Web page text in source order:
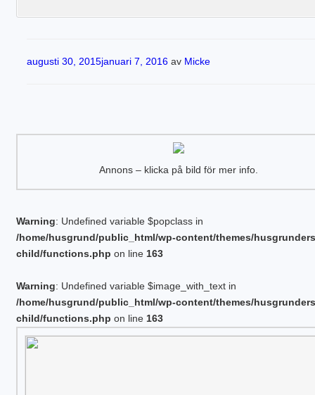
Publicerat
augusti 30, 2015januari 7, 2016 av Micke
Annons – klicka på bild för mer info.
Warning: Undefined variable $popclass in
/home/husgrund/public_html/wp-content/themes/
child/functions.php on line 163
Warning: Undefined variable $image_with_text in
/home/husgrund/public_html/wp-content/themes/
child/functions.php on line 163